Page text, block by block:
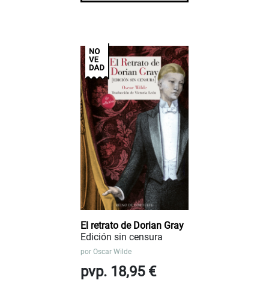
El retrato de Dorian Gray
Edición sin censura
por Oscar Wilde
pvp. 18,95 €